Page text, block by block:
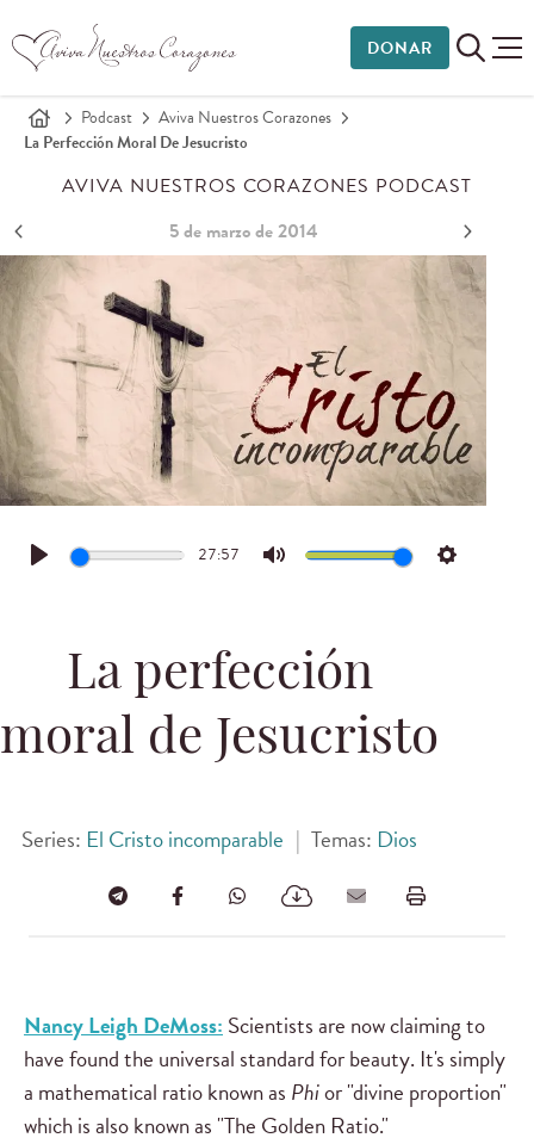
DONAR
Podcast
Aviva Nuestros Corazones
La Perfección Moral De Jesucristo
AVIVA NUESTROS CORAZONES PODCAST
5 de marzo de 2014
Play
27:57
Mute Settings
La perfección
moral de Jesucristo
Series: El Cristo incomparable | Temas: Dios
Nancy Leigh DeMoss: Scientists are now claiming to
have found the universal standard for beauty. It's simply
a mathematical ratio known as Phior "divine proportion"
which is also known as "The Golden Ratio."